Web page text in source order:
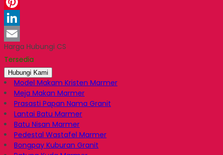
Pinterest
LinkedIn
Email
Harga Hubungi CS
Tersedia
Hubungi Kami
Model Makam Kristen Marmer
Meja Makan Marmer
Prasasti Papan Nama Granit
Lantai Batu Marmer
Batu Nisan Marmer
Pedestal Wastafel Marmer
Bongpay Kuburan Granit